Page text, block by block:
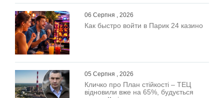
06 Серпня , 2026
Как быстро войти в Парик 24 казино
05 Серпня , 2026
Кличко про План стійкості – ТЕЦ
відновили вже на 65%, будується